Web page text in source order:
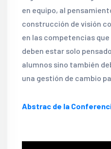
en equipo, al
construcción de visión
en las competencias
deben estar solo
alumnos sino también
una gestión de cambio
Abstrac de la